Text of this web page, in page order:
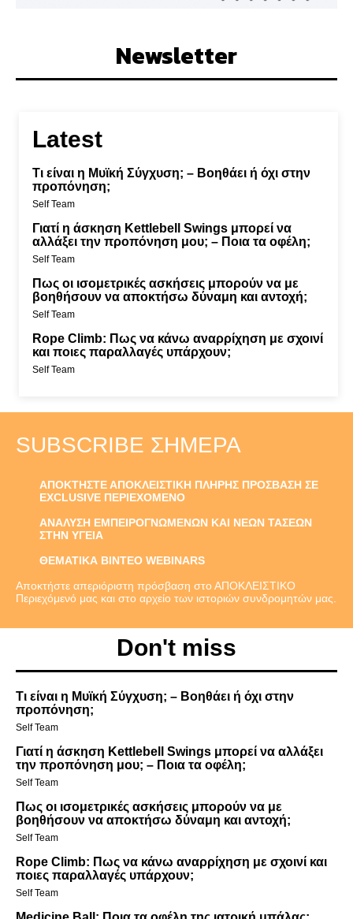
Newsletter
Latest
Τι είναι η Μυϊκή Σύγχυση; – Βοηθάει ή όχι στην
προπόνηση;
Self Team
Γιατί η άσκηση Kettlebell Swings μπορεί να
αλλάξει την προπόνηση μου; – Ποια τα οφέλη;
Self Team
Πως οι ισομετρικές ασκήσεις μπορούν να με
βοηθήσουν να αποκτήσω δύναμη και αντοχή;
Self Team
Rope Climb: Πως να κάνω αναρρίχηση με σχοινί
και ποιες παραλλαγές υπάρχουν;
Self Team
SUBSCRIBE ΣΉΜΕΡΑ
ΑΠΟΚΤΗΣΤΕ ΑΠΟΚΛΕΙΣΤΙΚΗ ΠΛΗΡΗΣ ΠΡΟΣΒΑΣΗ ΣΕ
EXCLUSIVE ΠΕΡΙΕΧΟΜΕΝΟ
ΑΝΑΛΥΣΗ ΕΜΠΕΙΡΟΓΝΩΜΕΝΩΝ ΚΑΙ ΝΕΩΝ ΤΑΣΕΩΝ
ΣΤΗΝ ΥΓΕΙΑ
ΘΕΜΑΤΙΚΑ ΒΙΝΤΕΟ WEBINARS
Αποκτήστε απεριόριστη πρόσβαση στο ΑΠΟΚΛΕΙΣΤΙΚΟ
Περιεχόμενό μας και στο αρχείο των ιστοριών συνδρομητών μας.
Don't miss
Τι είναι η Μυϊκή Σύγχυση; – Βοηθάει ή όχι στην
προπόνηση;
Self Team
Γιατί η άσκηση Kettlebell Swings μπορεί να αλλάξει
την προπόνηση μου; – Ποια τα οφέλη;
Self Team
Πως οι ισομετρικές ασκήσεις μπορούν να με
βοηθήσουν να αποκτήσω δύναμη και αντοχή;
Self Team
Rope Climb: Πως να κάνω αναρρίχηση με σχοινί και
ποιες παραλλαγές υπάρχουν;
Self Team